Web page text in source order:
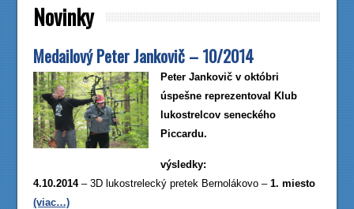
Novinky
Medailový Peter Jankovič – 10/2014
Peter Jankovič v októbri
úspešne reprezentoval Klub
lukostrelcov seneckého
Piccardu.
výsledky:
4.10.2014– 3D lukostrelecký pretek Bernolákovo –1. miesto
(viac…)